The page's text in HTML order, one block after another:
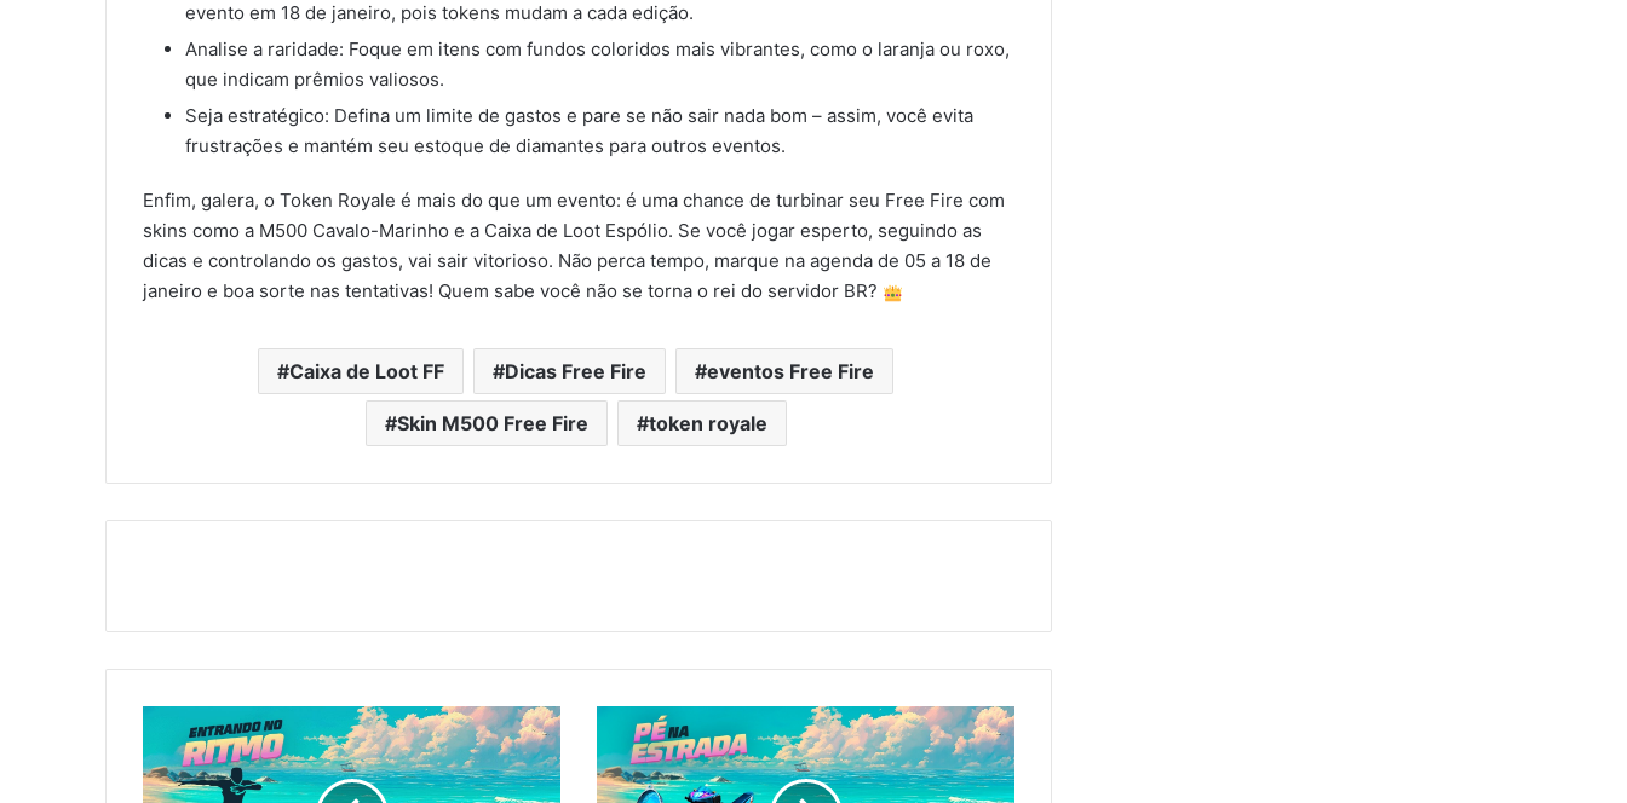
evento em 18 de janeiro, pois tokens mudam a cada edição.
Analise a raridade: Foque em itens com fundos coloridos mais vibrantes, como o laranja ou roxo,
que indicam prêmios valiosos.
Seja estratégico: Defina um limite de gastos e pare se não sair nada bom – assim, você evita
frustrações e mantém seu estoque de diamantes para outros eventos.
Enfim, galera, o Token Royale é mais do que um evento: é uma chance de turbinar seu Free Fire com
skins como a M500 Cavalo-Marinho e a Caixa de Loot Espólio. Se você jogar esperto, seguindo as
dicas e controlando os gastos, vai sair vitorioso. Não perca tempo, marque na agenda de 05 a 18 de
janeiro e boa sorte nas tentativas! Quem sabe você não se torna o rei do servidor BR?
Caixa de Loot FF Dicas Free Fire eventos Free Fire
Skin M500 Free Fire token royale
Ganhe
Emote
Como
Ganhar